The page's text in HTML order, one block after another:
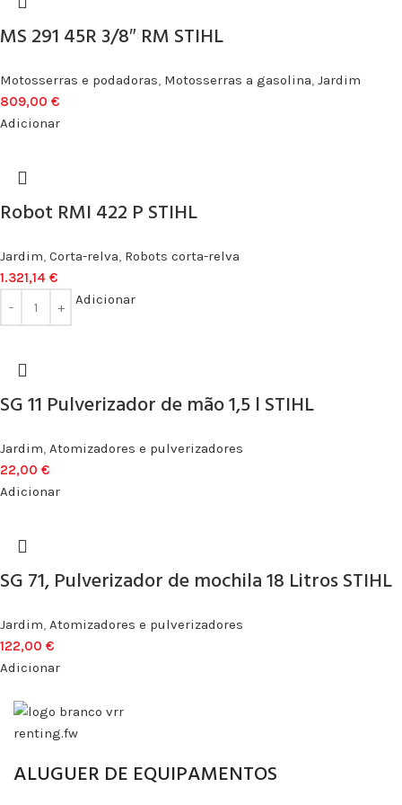
MS 291 45R 3/8″ RM STIHL
Motosserras e podadoras, Motosserras a gasolina, Jardim
809,00 €
Adicionar
Robot RMI 422 P STIHL
Jardim, Corta-relva, Robots corta-relva
1.321,14 €
Adicionar
SG 11 Pulverizador de mão 1,5 l STIHL
Jardim, Atomizadores e pulverizadores
22,00 €
Adicionar
SG 71, Pulverizador de mochila 18 Litros STIHL
Jardim, Atomizadores e pulverizadores
122,00 €
Adicionar
ALUGUER DE EQUIPAMENTOS